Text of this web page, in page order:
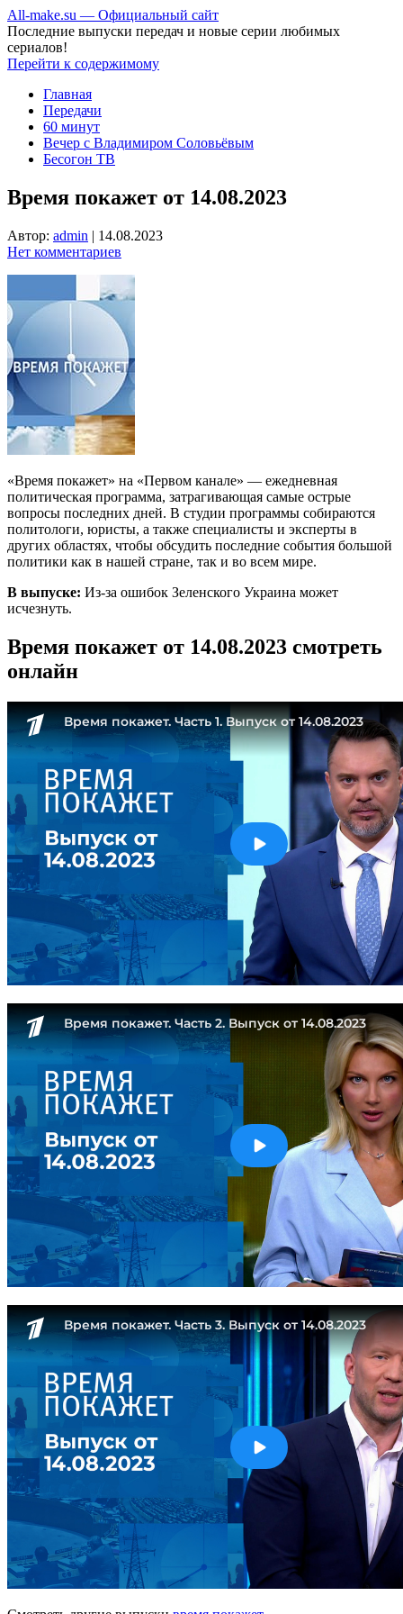
All-make.su — Официальный сайт
Последние выпуски передач и новые серии любимых
сериалов!
Перейти к содержимому
Главная
Передачи
60 минут
Вечер с Владимиром Соловьёвым
Бесогон ТВ
Время покажет от 14.08.2023
Автор: admin | 14.08.2023
Нет комментариев
«Время покажет» на «Первом канале» — ежедневная
политическая программа, затрагивающая самые острые
вопросы последних дней. В студии программы собираются
политологи, юристы, а также специалисты и эксперты в
других областях, чтобы обсудить последние события большой
политики как в нашей стране, так и во всем мире.
В выпуске: Из-за ошибок Зеленского Украина может
исчезнуть.
Время покажет от 14.08.2023 смотреть
онлайн